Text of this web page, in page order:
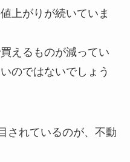
上がりが続いていま
えるものが減ってい
のではないでしょう
されているのが、不動